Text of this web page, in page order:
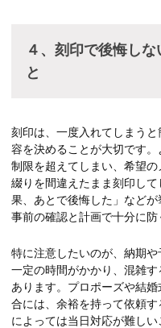
４、刻印で後悔し
と
刻印は、一度入れてしまう
容を決めることが大切です
制限を超えてしまい、希望
綴りを間違えたまま刻印し
果、あとで後悔した」などが
事前の確認と計画で十分に防
特に注意したいのが、納期
一定の時間がかかり、混雑
あります。プロポーズや結
合には、余裕を持って依頼
によっては当日対応が難し